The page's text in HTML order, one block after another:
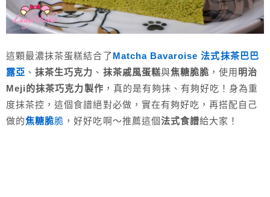
這顆最濃抹茶蛋糕結合了 Matcha Bavaroise 法式抹茶巴巴
露亞 、抹茶生巧克力 、 抹茶戚風蛋糕與焦糖脆脆 ，使用 明治
Meji的抹茶巧克力製作 ，真的是有夠抹、有夠好吃！身為重
度抹茶控，這個食譜絕對必做，實在有夠好吃，再搭配自己
做的焦糖脆脆 ，好好吃啊～推薦這個法式食譜給大家！